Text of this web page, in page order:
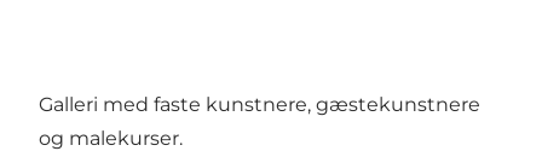
Galleri med faste kunstnere, gæstekunstnere
og malekurser.